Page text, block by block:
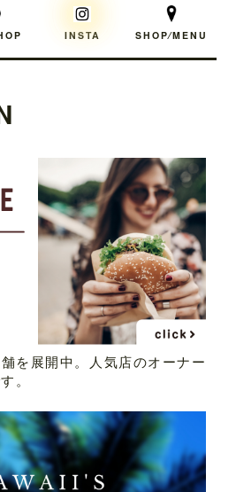
INSTA SHOP⁄MENU
を展開中。人気店のオーナー
。